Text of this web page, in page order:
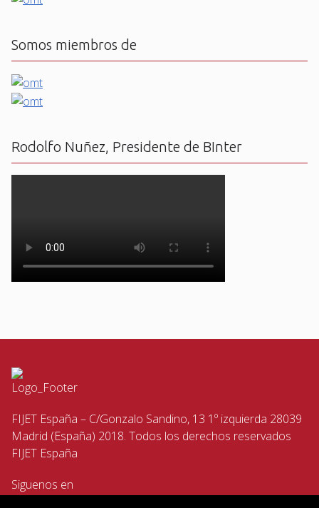
Somos miembros de
Rodolfo Nuñez, Presidente de BInter
FIJET España – C/Gonzalo Sandino, 13 1º izquierda 28039
Madrid (España) 2018. Todos los derechos reservados
FIJET España
Siguenos en